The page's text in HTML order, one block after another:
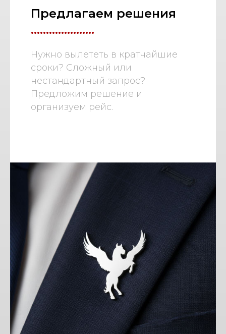
Предлагаем решения
.....................
Нужно вылететь в кратчайшие
сроки? Сложный или
нестандартный запрос?
Предложим решение и
организуем рейс.